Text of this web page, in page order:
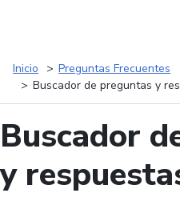
Inicio
Preguntas Frecuentes
Buscador de preguntas y
Buscador
y